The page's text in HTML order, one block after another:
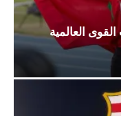
العالمية